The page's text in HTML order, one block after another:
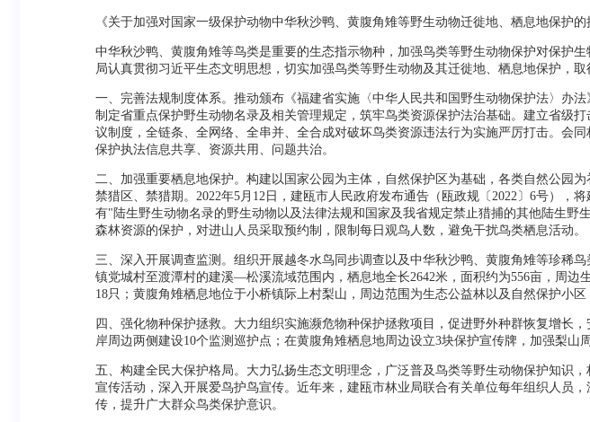
《关于加强对国家一级保护动物中华秋沙鸭、黄腹角雉等野生动物迁徙地、栖息地保护的
中华秋沙鸭、黄腹角雉等鸟类是重要的生态指示物种，加强鸟类等野生动物保护对保护
局认真贯彻习近平生态文明思想，切实加强鸟类等野生动物及其迁徙地、栖息地保护，取
一、完善法规制度体系。推动颁布《福建省实施〈中华人民共和国野生动物保护法〉办
制定省重点保护野生动物名录及相关管理规定，筑牢鸟类资源保护法治基础。建立省级
议制度，全链条、全网络、全串并、全合成对破坏鸟类资源违法行为实施严厉打击。会
保护执法信息共享、资源共用、问题共治。
二、加强重要栖息地保护。构建以国家公园为主体，自然保护区为基础，各类自然公园
禁猎区、禁猎期。2022年5月12日，建瓯市人民政府发布通告（瓯政规〔2022〕6号）
有"陆生野生动物名录的野生动物以及法律法规和国家及我省规定禁止猎捕的其他陆生
森林资源的保护，对进山人员采取预约制，限制每日观鸟人数，避免干扰鸟类栖息活动。
三、深入开展调查监测。组织开展越冬水鸟同步调查以及中华秋沙鸭、黄腹角雉等珍稀
镇党城村至渡潭村的建溪—松溪流域范围内，栖息地全长2642米，面积约为556亩，周
18只；黄腹角雉栖息地位于小桥镇际上村梨山，周边范围为生态公益林以及自然保护小
四、强化物种保护拯救。大力组织实施濒危物种保护拯救项目，促进野外种群恢复增长
岸周边两侧建设10个监测巡护点；在黄腹角雉栖息地周边设立3块保护宣传牌，加强梨
五、构建全民大保护格局。大力弘扬生态文明理念，广泛普及鸟类等野生动物保护知
宣传活动，深入开展爱鸟护鸟宣传。近年来，建瓯市林业局联合有关单位每年组织人员
传，提升广大群众鸟类保护意识。